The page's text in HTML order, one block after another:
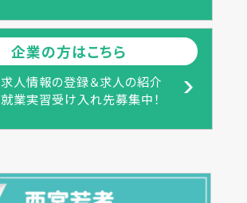
企業の方はこちら
求人情報の登録＆求人の紹介
就業実習受け入れ先募集中！